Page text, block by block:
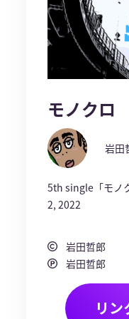
モノクロ
岩田
5th single「モノ
2, 2022
岩田哲郎
岩田哲郎
リ